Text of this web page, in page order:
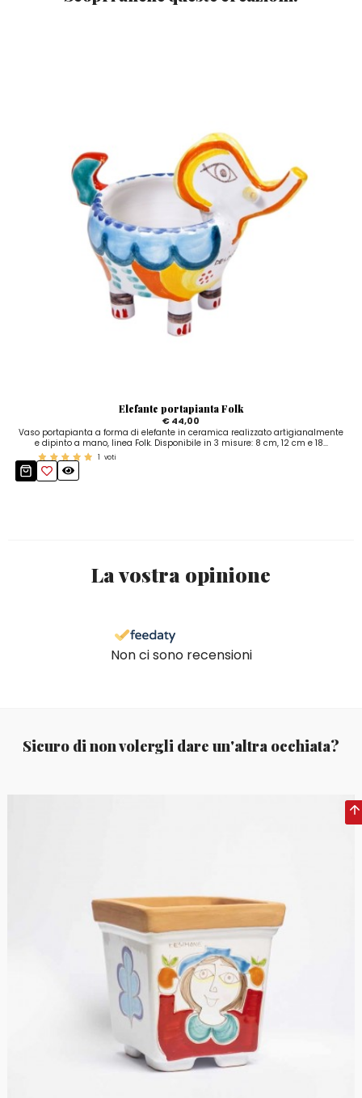
Elefante portapianta Folk
€ 44,00
Vaso portapianta a forma di elefante in ceramica realizzato artigianalmente
e dipinto a mano, linea Folk. Disponibile in 3 misure: 8 cm, 12 cm e 18...
1 voti
La vostra opinione
Non ci sono recensioni
Sicuro di non volergli dare un'altra occhiata?